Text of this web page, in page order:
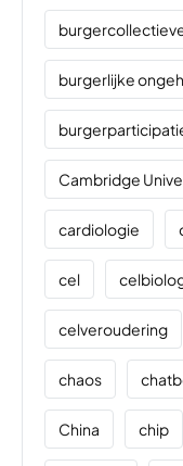
burgerlijke
Cambridge
cardiologie
cel
celveroudering
chaos
China chip